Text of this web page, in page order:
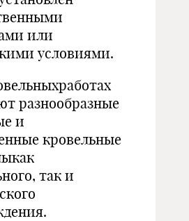
или
условиями.
разнообразные
и
кровельные
так и